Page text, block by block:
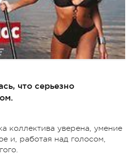
что серьезно
коллектива уверена, умение
и, работая над голосом,